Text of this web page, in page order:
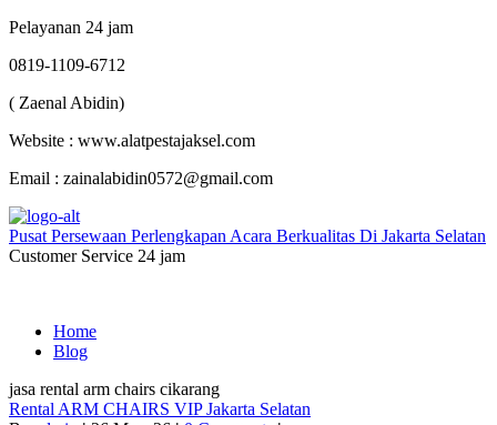
Pelayanan 24 jam
0819-1109-6712
( Zaenal Abidin)
Website : www.alatpestajaksel.com
Email : zainalabidin0572@gmail.com
Pusat Persewaan Perlengkapan Acara Berkualitas Di Jakarta Selatan
Customer Service 24 jam
Home
Blog
jasa rental arm chairs cikarang
Rental ARM CHAIRS VIP Jakarta Selatan